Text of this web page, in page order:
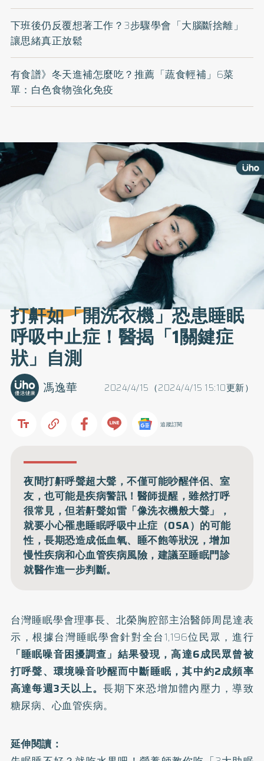
下班後仍反覆想著工作？3步驟學會「大腦斷捨離」
讓思緒真正放鬆
有食譜》冬天進補怎麼吃？推薦「蔬食輕補」6菜
單：白色食物強化免疫
打鼾如「開洗衣機」恐患睡眠
呼吸中止症！醫揭「1關鍵症
狀」自測
2024/4/15（2024/4/15 15:10更新）
馮逸華
追蹤訂閱
夜間打鼾呼聲超大聲，不僅可能吵醒伴侶、室
友，也可能是疾病警訊！醫師提醒，雖然打呼
很常見，但若鼾聲如雷「像洗衣機般大聲」，
就要小心罹患睡眠呼吸中止症（OSA）的可能
性，長期恐造成低血氧、睡不飽等狀況，增加
慢性疾病和心血管疾病風險，建議至睡眠門診
就醫作進一步判斷。
台灣睡眠學會理事長、北榮胸腔部主治醫師周昆達表
示，根據台灣睡眠學會針對全台1,196位民眾，進行
「睡眠噪音困擾調查」結果發現，高達6成民眾曾被
打呼聲、環境噪音吵醒而中斷睡眠，其中約2成頻率
高達每週3天以上。長期下來恐增加體內壓力，導致
糖尿病、心血管疾病。
延伸閱讀：